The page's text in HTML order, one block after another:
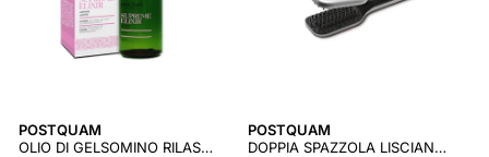
POSTQUAM
OLIO DI GELSOMINO RILASSANTE - 100 ML.
POSTQUAM
DOPPIA SPAZZOLA LISCIANTE PROFESSIONALE